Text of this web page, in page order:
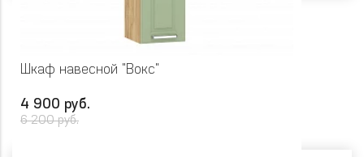
Шкаф навесной "Вокс"
4 900 руб.
6 200 руб.